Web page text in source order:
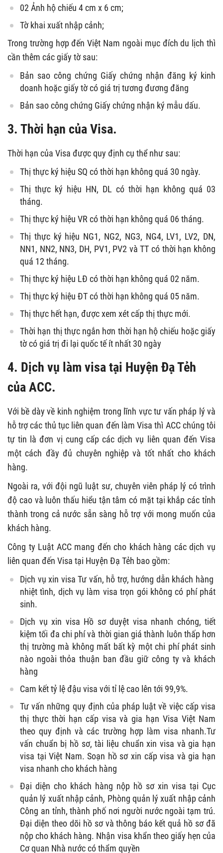
02 Ảnh hộ chiếu 4 cm x 6 cm;
Tờ khai xuất nhập cảnh;
Trong trường hợp đến Việt Nam ngoài mục đích du lịch thì
cần thêm các giấy tờ sau:
Bản sao công chứng Giấy chứng nhận đăng ký kinh
doanh hoặc giấy tờ có giá trị tương đương đăng
Bản sao công chứng Giấy chứng nhận ký mẫu dấu.
3. Thời hạn của Visa.
Thời hạn của Visa được quy định cụ thể như sau:
Thị thực ký hiệu SQ có thời hạn không quá 30 ngày.
Thị thực ký hiệu HN, DL có thời hạn không quá 03
tháng.
Thị thực ký hiệu VR có thời hạn không quá 06 tháng.
Thị thực ký hiệu NG1, NG2, NG3, NG4, LV1, LV2, DN,
NN1, NN2, NN3, DH, PV1, PV2 và TT có thời hạn không
quá 12 tháng.
Thị thực ký hiệu LĐ có thời hạn không quá 02 năm.
Thị thực ký hiệu ĐT có thời hạn không quá 05 năm.
Thị thực hết hạn, được xem xét cấp thị thực mới.
Thời hạn thị thực ngắn hơn thời hạn hộ chiếu hoặc giấy
tờ có giá trị đi lại quốc tế ít nhất 30 ngày
4. Dịch vụ làm visa tại Huyện Đạ Tẻh
của ACC.
Với bề dày về kinh nghiệm trong lĩnh vực tư vấn pháp lý và
hỗ trợ các thủ tục liên quan đến làm Visa thì ACC chúng tôi
tự tin là đơn vị cung cấp các dịch vụ liên quan đến Visa
một cách đầy đủ chuyên nghiệp và tốt nhất cho khách
hàng.
Ngoài ra, với đội ngũ luật sư, chuyên viên pháp lý có trình
độ cao và luôn thấu hiểu tận tâm có mặt tại khắp các tỉnh
thành trong cả nước sẵn sàng hỗ trợ với mong muốn của
khách hàng.
Công ty Luật ACC mang đến cho khách hàng các dịch vụ
liên quan đến Visa tại Huyện Đạ Tẻh bao gồm:
Dịch vụ xin visa Tư vấn, hỗ trợ, hướng dẫn khách hàng
nhiệt tình, dịch vụ làm visa trọn gói không có phí phát
sinh.
Dịch vụ xin visa Hồ sơ duyệt visa nhanh chóng, tiết
kiệm tối đa chi phí và thời gian giá thành luôn thấp hơn
thị trường mà không mất bất kỳ một chi phí phát sinh
nào ngoài thỏa thuận ban đầu giữ công ty và khách
hàng
Cam kết tỷ lệ đậu visa với tỉ lệ cao lên tới 99,9%.
Tư vấn những quy định của pháp luật về việc cấp visa
thị thực thời hạn cấp visa và gia hạn Visa Việt Nam
theo quy định và các trường hợp làm visa nhanh.Tư
vấn chuẩn bị hồ sơ, tài liệu chuẩn xin visa và gia hạn
visa tại Việt Nam. Soạn hồ sơ xin cấp visa và gia hạn
visa nhanh cho khách hàng
Đại diện cho khách hàng nộp hồ sơ xin visa tại Cục
quản lý xuất nhập cảnh, Phòng quản lý xuất nhập cảnh
Công an tỉnh, thành phố nơi người nước ngoài tạm trú.
Đại diện theo dõi hồ sơ và thông báo kết quả hồ sơ đã
nộp cho khách hàng. Nhận visa khẩn theo giấy hẹn của
Cơ quan Nhà nước có thẩm quyền